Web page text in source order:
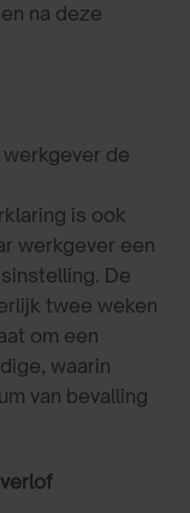
na deze
de
is ook
werkgever een
De
twee weken
om een
waarin
van bevalling